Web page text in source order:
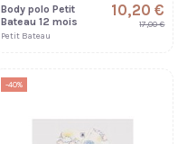
Body polo Petit
Bateau 12 mois
Petit Bateau
10,20 €
17,00 €
-40%